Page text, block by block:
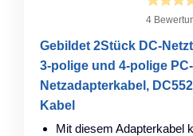
4
Gebildet 2Stück DC-
3-polige und 4-polige
Netzadapterkabel,
Kabel
Mit diesem Adapterkabel